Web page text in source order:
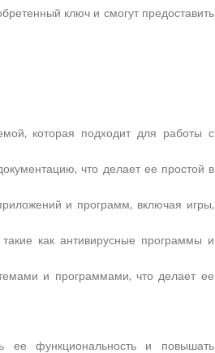
ключ и смогут предоставить
которая подходит для работы с
что делает ее простой в
и программ, включая игры,
как антивирусные программы и
и программами, что делает ее
ее функциональность и повышать